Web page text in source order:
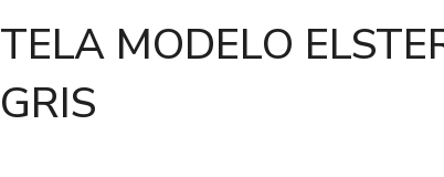
TELA MODELO
GRIS